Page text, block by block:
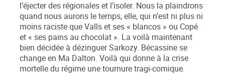
l’éjecter des régionales et l’isoler. Nous la plaindrons
quand nous aurons le temps, elle, qui n’est ni plus ni
moins raciste que Valls et ses « blancos » ou Copé
et « ses pains au chocolat ». La voilà maintenant
bien décidée à dézinguer Sarkozy. Bécassine se
change en Ma Dalton. Voilà qui donne à la crise
mortelle du régime une tournure tragi-comique.